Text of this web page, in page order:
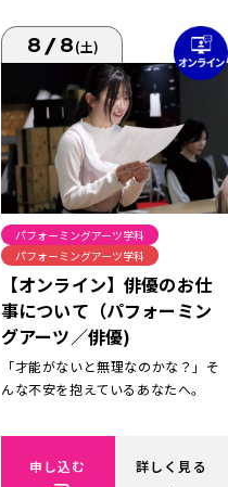
8/8(土)
パフォーミングアーツ学科
パフォーミングアーツ学科
【オンライン】俳優のお仕
事について（パフォーミン
グアーツ／俳優)
「才能がないと無理なのかな？」そ
んな不安を抱えているあなたへ。
申し込む 詳しく見る